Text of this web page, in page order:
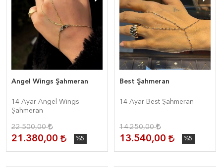
Angel Wings Şahmeran
14 Ayar Angel Wings
Şahmeran
22.500,00
21.380,00 %5
Best Şahmeran
14 Ayar Best Şahmeran
14.250,00
13.540,00 %5